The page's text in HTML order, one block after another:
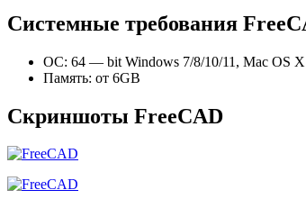
Системные требования
ОС: 64 — bit Windows 7/8/10/11, Mac OS
Память: от 6GB
Скриншоты FreeCAD